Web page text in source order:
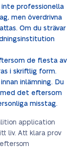
inte professionella
men överdrivna
Om du strävar
de flesta av
i skriftlig form.
inlämning. Du
det eftersom
misstag.
application
liv. Att klara prov